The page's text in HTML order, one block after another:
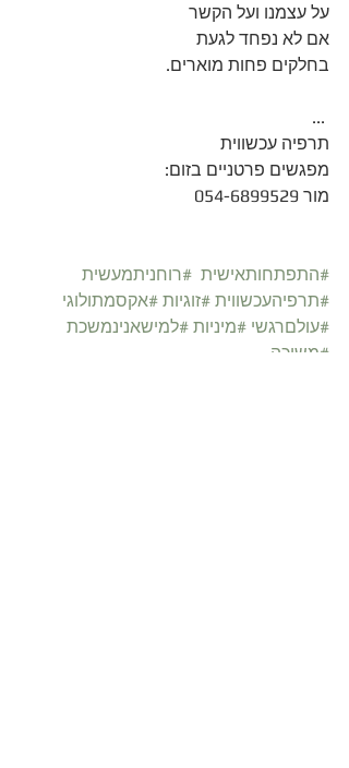
על עצמנו ועל הקשר
אם לא נפחד לגעת
בחלקים פחות מוארים.
תרפיה עכשווית
מפגשים פרטניים בזום:
מור 054-6899529
#התפתחותאישית #רוחניתמעשית
#תרפיהעכשווית #זוגיות #אקסמתולוגי
#עולםרגשי #מיניות #למישאנינמשכת
#משיכה